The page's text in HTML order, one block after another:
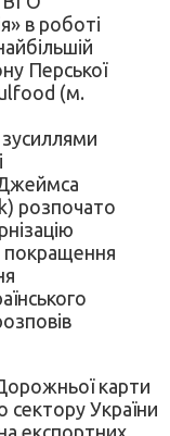
в роботі
Перської
(м.
розпочато
покращення
карти
сектору України
експортних